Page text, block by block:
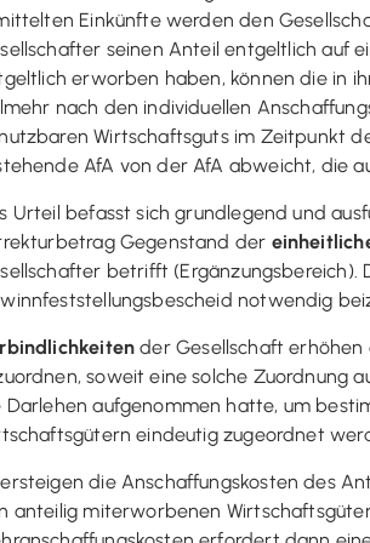
Einkünfte werden den
seinen Anteil entgeltlich auf
erworben haben, können die in
nach den individuellen
Wirtschaftsguts im Zeitpunkt
AfA von der AfA abweicht, die
Urteil befasst sich grundlegend und
Gegenstand der
betrifft (Ergänzungsbereich).
notwendig
der Gesellschaft
soweit eine solche Zuordnung
Darlehen aufgenommen hatte, um
eindeutig zugeordnet
die Anschaffungskosten des
anteilig miterworbenen